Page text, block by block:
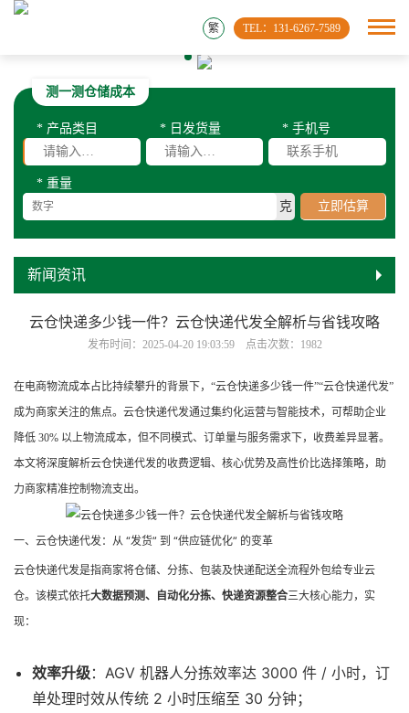
TEL：131-6267-7589
繁
测一测仓储成本
* 产品类目 * 日发货量 * 手机号
* 重量
克
立即估算
新闻资讯
云仓快递多少钱一件？云仓快递代发全解析与省钱攻略
发布时间：2025-04-20 19:03:59 点击次数：1982
在电商物流成本占比持续攀升的背景下，“云仓快递多少钱一件”“云仓快递代发”
成为商家关注的焦点。云仓快递代发通过集约化运营与智能技术，可帮助企业
降低 30% 以上物流成本，但不同模式、订单量与服务需求下，收费差异显著。
本文将深度解析云仓快递代发的收费逻辑、核心优势及高性价比选择策略，助
力商家精准控制物流支出。
一、云仓快递代发：从 “发货” 到 “供应链优化” 的变革
云仓快递代发是指商家将仓储、分拣、包装及快递配送全流程外包给专业云
仓。该模式依托大数据预测、自动化分拣、快递资源整合三大核心能力，实
现：
效率升级：AGV 机器人分拣效率达 3000 件 / 小时，订
单处理时效从传统 2 小时压缩至 30 分钟；